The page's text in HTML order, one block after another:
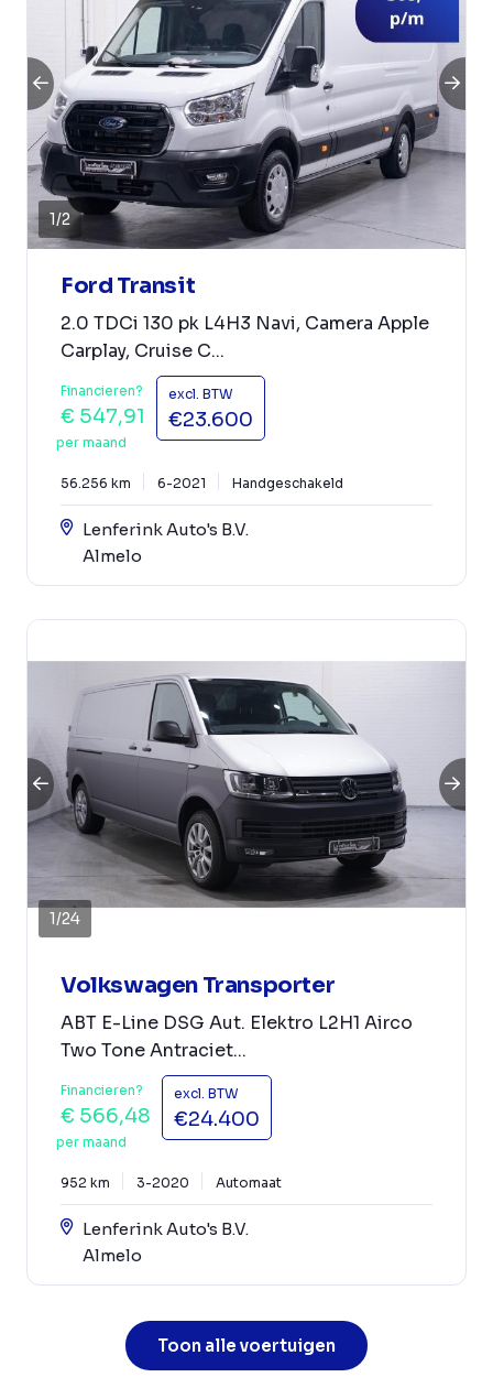
1/2
Ford Transit
2.0 TDCi 130 pk L4H3 Navi, Camera Apple
Carplay, Cruise C...
Financieren?
€ 547,91
per maand
excl. BTW
€23.600
56.256 km 6-2021 Handgeschakeld
Lenferink Auto's B.V.
Almelo
1/24
Volkswagen Transporter
ABT E-Line DSG Aut. Elektro L2H1 Airco
Two Tone Antraciet...
Financieren?
€ 566,48
per maand
excl. BTW
€24.400
952 km 3-2020 Automaat
Lenferink Auto's B.V.
Almelo
Toon alle voertuigen